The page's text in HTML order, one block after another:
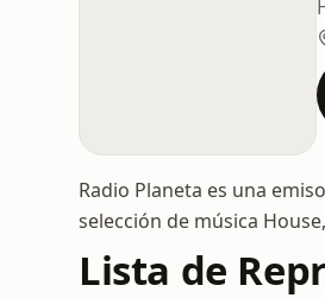
Radio Planeta es una
selección de música
Lista de